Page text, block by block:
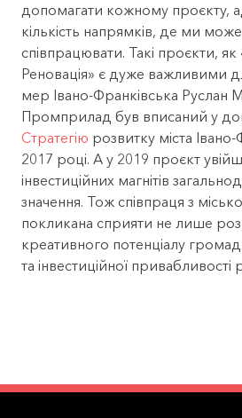
допомагати кожному проєкту,
кількість напрямків, де ми
співпрацювати. Такі проєкти,
Реновація» є дуже важливими
мер Івано-Франківська Руслан
Промприлад був вписаний у
Стратегію розвитку міста
2017 році. А у 2019 проєкт
інвестиційних магнітів
значення. Тож співпраця з
покликана сприяти не лише
креативного потенціалу
та інвестиційної привабливості
ПРО
ІНВЕСТОРАМКОМАНДАПАРТНЕРИ